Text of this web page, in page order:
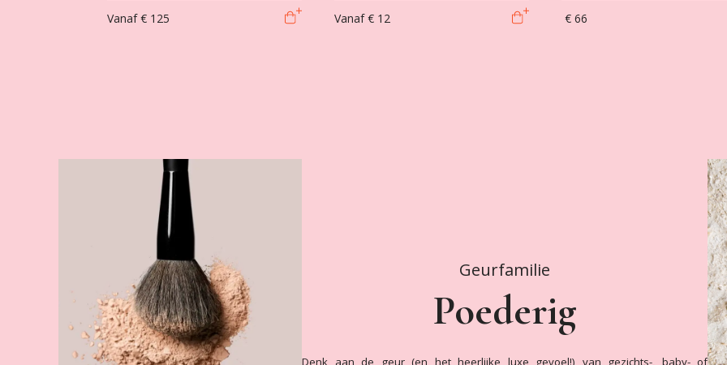
Vanaf € 125 Vanaf € 12 € 66
Geurfamilie
Poederig
Denk aan de geur (en het heerlijke luxe gevoel!) van gezichts-, baby- of